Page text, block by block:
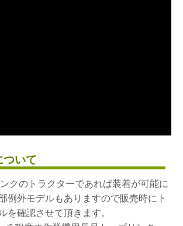
ついて
クのトラクターであれば装着が可能に
例外モデルもありますので販売時にト
を確認させて頂きます。